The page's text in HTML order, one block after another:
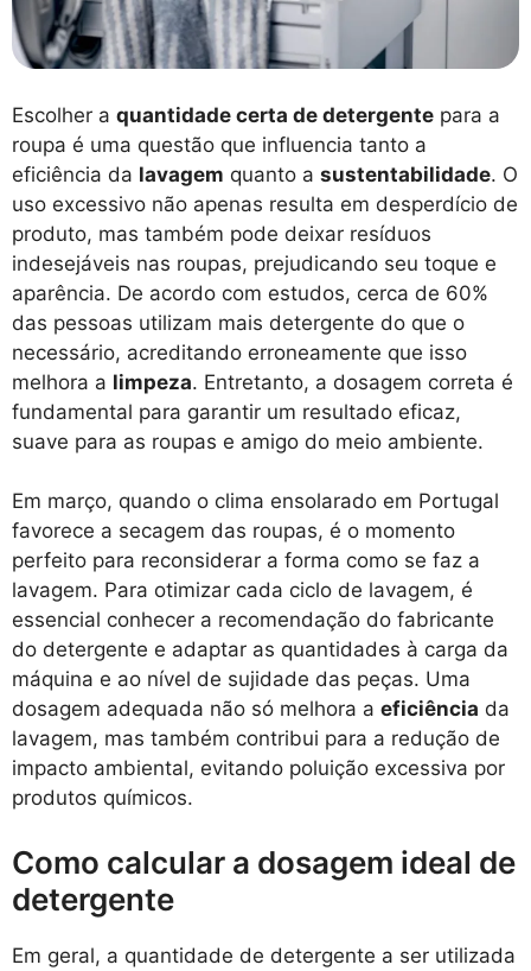
Escolher a quantidade certa de detergente para a
roupa é uma questão que influencia tanto a
eficiência da lavagem quanto a sustentabilidade. O
uso excessivo não apenas resulta em desperdício de
produto, mas também pode deixar resíduos
indesejáveis nas roupas, prejudicando seu toque e
aparência. De acordo com estudos, cerca de 60%
das pessoas utilizam mais detergente do que o
necessário, acreditando erroneamente que isso
melhora a limpeza. Entretanto, a dosagem correta é
fundamental para garantir um resultado eficaz,
suave para as roupas e amigo do meio ambiente.
Em março, quando o clima ensolarado em Portugal
favorece a secagem das roupas, é o momento
perfeito para reconsiderar a forma como se faz a
lavagem. Para otimizar cada ciclo de lavagem, é
essencial conhecer a recomendação do fabricante
do detergente e adaptar as quantidades à carga da
máquina e ao nível de sujidade das peças. Uma
dosagem adequada não só melhora a eficiência da
lavagem, mas também contribui para a redução de
impacto ambiental, evitando poluição excessiva por
produtos químicos.
Como calcular a dosagem ideal de
detergente
Em geral, a quantidade de detergente a ser utilizada